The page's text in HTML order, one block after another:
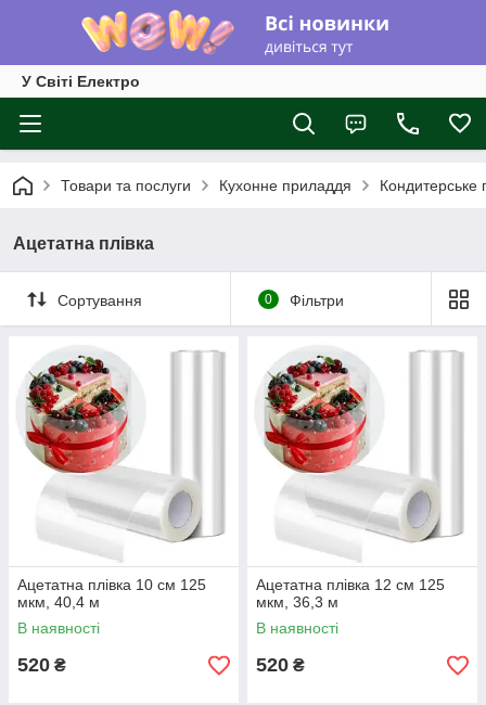
У Світі Електро
Товари та послуги Кухонне приладдя Кондитерське
Ацетатна плівка
Сортування 0 Фільтри
Ацетатна плівка 10 см 125
мкм, 40,4 м
В наявності
520 ₴
Ацетатна плівка 12 см 125
мкм, 36,3 м
В наявності
520 ₴